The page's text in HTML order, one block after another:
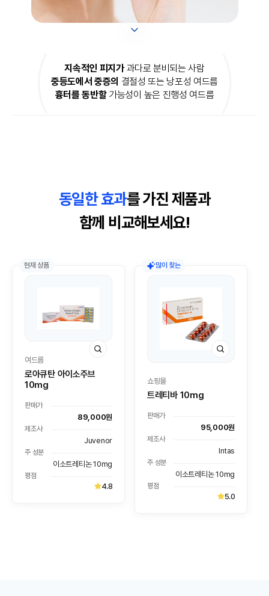
지속적인 피지가과다로 분비되는 사람
중등도에서 중증의 결절성 또는 낭포성 여드름
흉터를 동반할가능성이 높은 진행성 여드름
동일한 효과를 가진 제품과
함께 비교해보세요!
현재 상품
여드름
로아큐탄 아이소주브
10mg
판매가
89,000원
제조사
Juvenor
주 성분
이소트레티논 10mg
평점
4.8
많이 찾는
쇼핑몰
트레티바 10mg
판매가
95,000원
제조사
Intas
주 성분
이소트레티논 10mg
평점
5.0